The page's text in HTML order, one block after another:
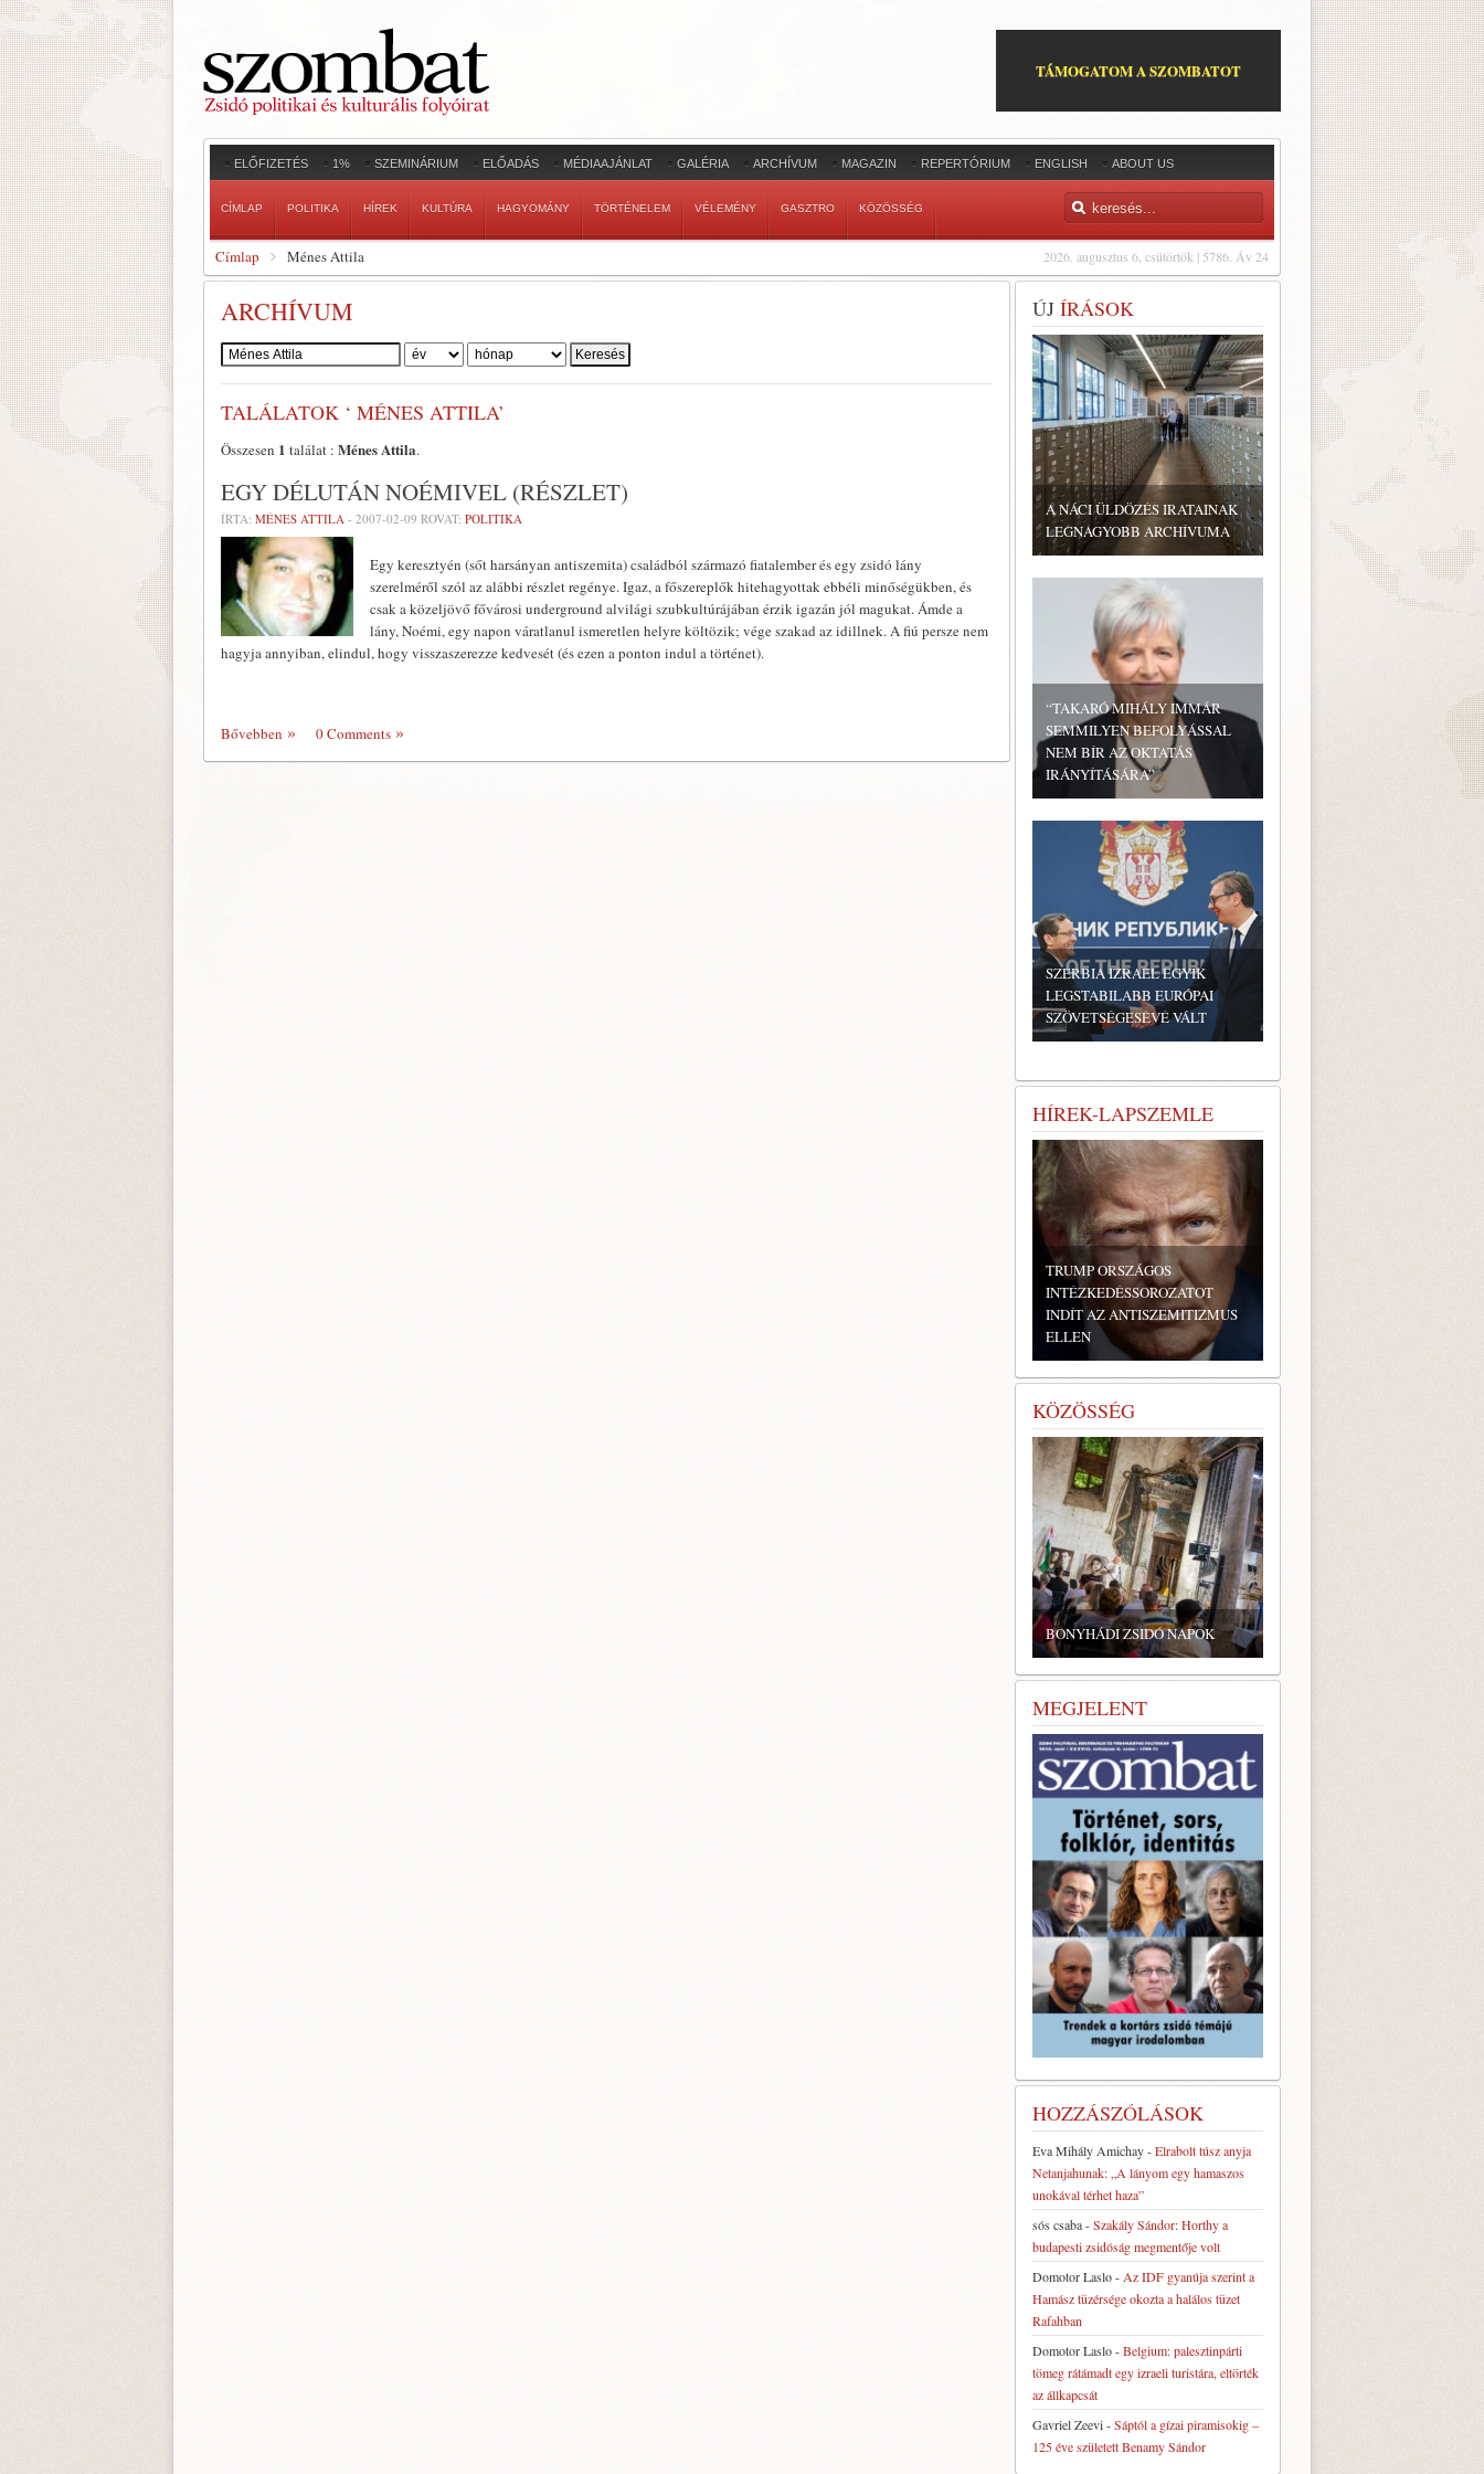
TÁMOGATOM A SZOMBATOT
ELŐFIZETÉS 1% SZEMINÁRIUM ELŐADÁS MÉDIAAJÁNLAT GALÉRIA ARCHÍVUM MAGAZIN REPERTÓRIUM ENGLISH ABOUT US
CÍMLAP POLITIKA HÍREK KULTÚRA HAGYOMÁNY TÖRTÉNELEM VÉLEMÉNY GASZTRO KÖZÖSSÉG
2026. augusztus 6, csütörtök | 5786. Áv 24
Címlap Ménes Attila
ARCHÍVUM
Szerző:
TALÁLATOK ‘ MÉNES ATTILA’
Összesen 1 találat : Ménes Attila.
EGY DÉLUTÁN NOÉMIVEL (RÉSZLET)
ÍRTA: MÉNES ATTILA - 2007-02-09 ROVAT: POLITIKA
Egy keresztyén (sőt harsányan antiszemita) családból származó fiatalember és egy zsidó lány
szerelméről szól az alábbi részlet regénye. Igaz, a főszereplők hitehagyottak ebbéli minőségükben, és
csak a közeljövő fővárosi underground alvilági szubkultúrájában érzik igazán jól magukat. Ámde a
lány, Noémi, egy napon váratlanul ismeretlen helyre költözik; vége szakad az idillnek. A fiú persze nem
hagyja annyiban, elindul, hogy visszaszerezze kedvesét (és ezen a ponton indul a történet).
Bővebben 0 Comments
ÚJ ÍRÁSOK
A NÁCI ÜLDÖZÉS IRATAINAK
LEGNAGYOBB ARCHÍVUMA
“TAKARÓ MIHÁLY IMMÁR
SEMMILYEN BEFOLYÁSSAL
NEM BÍR AZ OKTATÁS
IRÁNYÍTÁSÁRA”
SZERBIA IZRAEL EGYIK
LEGSTABILABB EURÓPAI
SZÖVETSÉGESÉVÉ VÁLT
HÍREK-LAPSZEMLE
TRUMP ORSZÁGOS
INTÉZKEDÉSSOROZATOT
INDÍT AZ ANTISZEMITIZMUS
ELLEN
KÖZÖSSÉG
BONYHÁDI ZSIDÓ NAPOK
MEGJELENT
HOZZÁSZÓLÁSOK
Eva Mihály Amichay-Elrabolt túsz anyja
Netanjahunak: „A lányom egy hamaszos
unokával térhet haza”
sós csaba-Szakály Sándor: Horthy a
budapesti zsidóság megmentője volt
Domotor Laslo- Az IDF gyanúja szerint a
Hamász tüzérsége okozta a halálos tüzet
Rafahban
Domotor Laslo-Belgium: palesztinpárti
tömeg rátámadt egy izraeli turistára, eltörték
az állkapcsát
Gavriel Zeevi-Sáptól a gízai piramisokig –
125 éve született Benamy Sándor